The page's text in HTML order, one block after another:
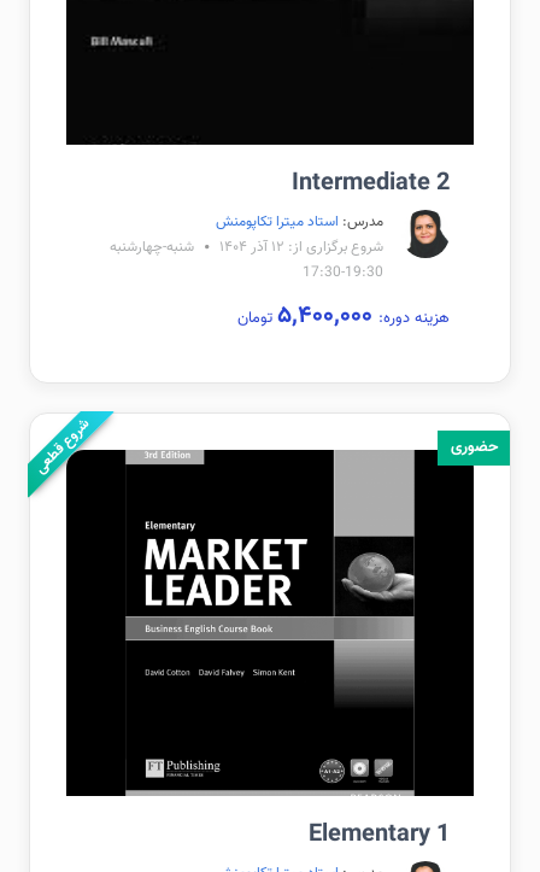
Intermediate 2
مدرس: استاد میترا تکاپومنش
شروع برگزاری از: ۱۲ آذر ۱۴۰۴
شنبه-چهارشنبه
19:30-17:30
هزینه دوره: تومان
حضوری شروع قطعی
Elementary 1